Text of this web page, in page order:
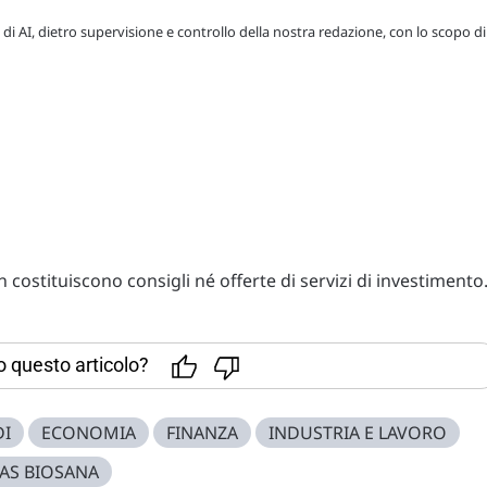
AI, dietro supervisione e controllo della nostra redazione, con lo scopo di
consigli né offerte di servizi di investimento.
questo articolo?
ECONOMIA FINANZA
INDUSTRIA E LAVORO
BIOSANA